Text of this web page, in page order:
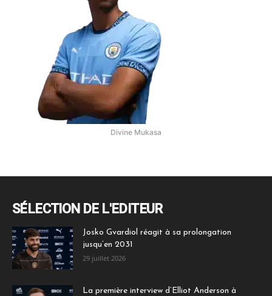
Divine Mukasa
SÉLECTION DE L'EDITEUR
Josko Gvardiol réagit à sa prolongation
jusqu’en 2031
29 juillet 2026
La première interview d’Elliot Anderson à